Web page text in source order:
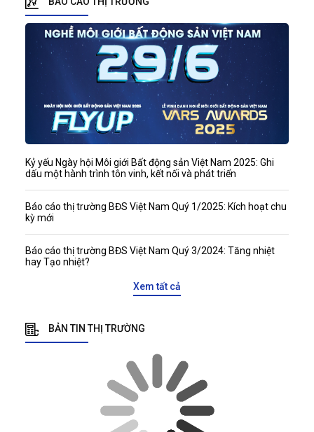
hoàn thiện mô hình tư vấn liên
nâng cao chất lượng quy hoạch,
tăng tính khả thi triển khai và
thúc đẩy phát triển bền vững
theo hướng đồng bộ, dài hạn.
Kỷ yếu Ngày hội Môi giới Bất động sản Việt Nam 2025: Ghi
dấu một hành trình tôn vinh, kết nối và phát triển
Báo cáo thị trường BĐS Việt Nam Quý 1/2025: Kích hoạt chu
kỳ mới
Báo cáo thị trường BĐS Việt Nam Quý 3/2024: Tăng nhiệt
hay Tạo nhiệt?
Xem tất cả
BẢN TIN THỊ TRƯỜNG